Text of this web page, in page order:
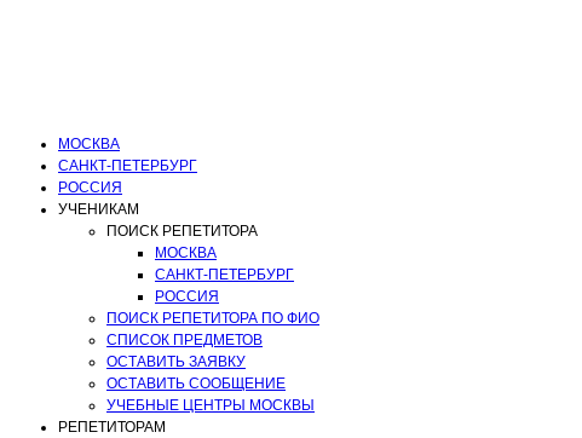
МОСКВА
САНКТ-ПЕТЕРБУРГ
РОССИЯ
УЧЕНИКАМ
ПОИСК РЕПЕТИТОРА
МОСКВА
САНКТ-ПЕТЕРБУРГ
РОССИЯ
ПОИСК РЕПЕТИТОРА ПО ФИО
СПИСОК ПРЕДМЕТОВ
ОСТАВИТЬ ЗАЯВКУ
ОСТАВИТЬ СООБЩЕНИЕ
УЧЕБНЫЕ ЦЕНТРЫ МОСКВЫ
РЕПЕТИТОРАМ